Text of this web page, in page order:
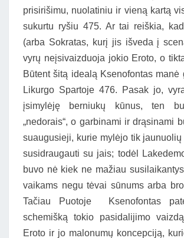
prisirišimu, nuolatiniu ir vieną kartą
sukurtu ryšiu 475. Ar tai reiškia,
(arba Sokratas, kurį jis išveda į
vyrų neįsivaizduoja jokio Eroto, o
Būtent šitą idealą Ksenofontas manė
Likurgo Spartoje 476. Pasak jo,
įsimylėję berniukų kūnus, ten
„nedorais“, o garbinami ir drąsinami
suaugusieji, kurie mylėjo tik
susidraugauti su jais; todėl
buvo nė kiek ne mažiau
vaikams negu tėvai sūnums arba
Tačiau Puotoje Ksenofontas
schemišką tokio pasidalijimo
Eroto ir jo malonumų koncepciją,